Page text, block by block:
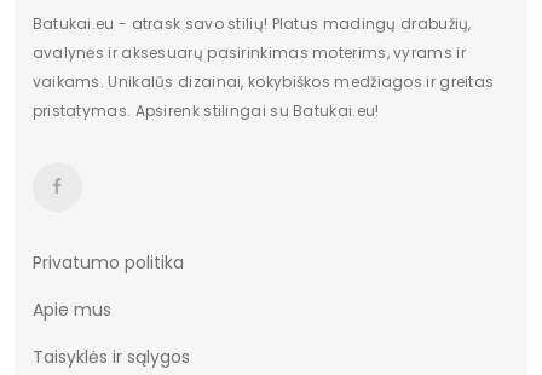
Skirti progai kasdieninis
Stilius kasdienai
Medžiaga natūrali oda
Aulo aukštis
Aulo plotis
Kulnas
Batukai.eu - atrask savo stilių! Platus madingų drabužių,
avalynės ir aksesuarų pasirinkimas moterims, vyrams ir
vaikams. Unikalūs dizainai, kokybiškos medžiagos ir greitas
pristatymas. Apsirenk stilingai su Batukai.eu!
Privatumo politika
Apie mus
Taisyklės ir sąlygos